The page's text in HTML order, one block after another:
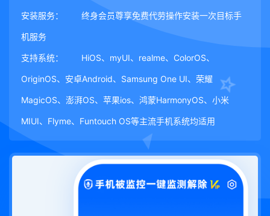
安装服务： 终身会员尊享免费代劳操作安装一次目标手
机服务
支持系统： HiOS、myUI、realme、ColorOS、
OriginOS、安卓Android、Samsung One UI、荣耀
MagicOS、澎湃OS、苹果ios、鸿蒙HarmonyOS、小米
MIUI、Flyme、Funtouch OS等主流手机系统均适用